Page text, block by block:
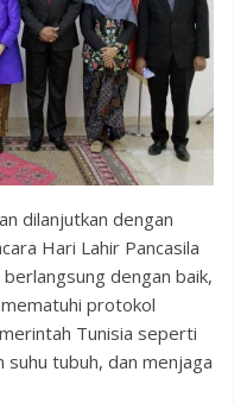
dilanjutkan dengan
Hari Lahir Pancasila
dengan baik,
protokol
Tunisia seperti
suhu tubuh, dan menjaga